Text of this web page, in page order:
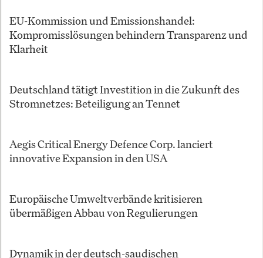
EU-Kommission und Emissionshandel:
Kompromisslösungen behindern Transparenz und
Klarheit
Deutschland tätigt Investition in die Zukunft des
Stromnetzes: Beteiligung an Tennet
Aegis Critical Energy Defence Corp. lanciert
innovative Expansion in den USA
Europäische Umweltverbände kritisieren
übermäßigen Abbau von Regulierungen
Dynamik in der deutsch-saudischen